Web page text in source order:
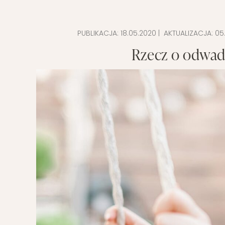
PUBLIKACJA: 18.05.2020 | AKTUALIZACJA:
Rzecz o